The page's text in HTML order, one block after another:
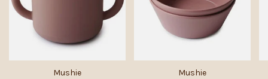
Mushie Mushie